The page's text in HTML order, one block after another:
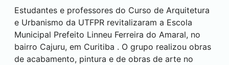
Estudantes e professores do Curso de Arquitetura
e Urbanismo da UTFPR revitalizaram a Escola
Municipal Prefeito Linneu Ferreira do Amaral, no
bairro Cajuru, em Curitiba . O grupo realizou obras
de acabamento, pintura e de obras de arte no